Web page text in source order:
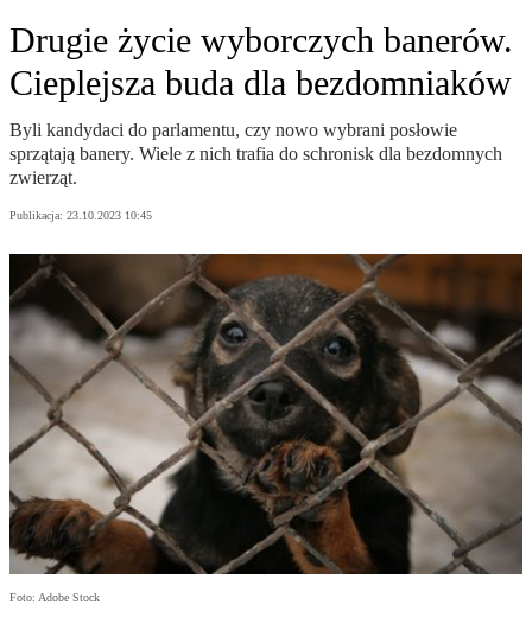
Drugie życie wyborczych banerów.
Cieplejsza buda dla bezdomniaków
Byli kandydaci do parlamentu, czy nowo wybrani posłowie
sprzątają banery. Wiele z nich trafia do schronisk dla bezdomnych
zwierząt.
Publikacja: 23.10.2023 10:45
Foto: Adobe Stock